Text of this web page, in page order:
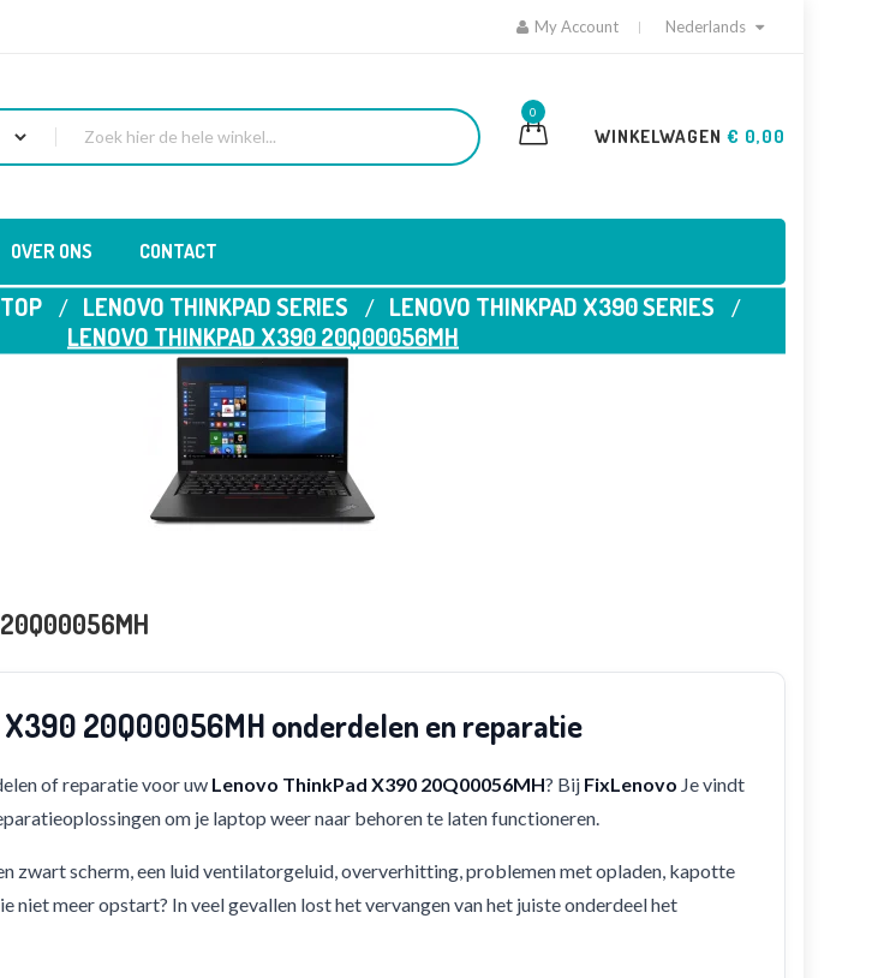
My Account Nederlands
0
WINKELWAGEN € 0,00
OVER ONS CONTACT
LENOVO THINKPAD SERIES
LENOVO THINKPAD X390 SERIES
LENOVO THINKPAD X390 20Q00056MH
X390 20Q00056MH onderdelen en reparatie
of reparatie voor uw Lenovo ThinkPad X390 20Q00056MH? Bij FixLenovo Je vindt
om je laptop weer naar behoren te laten functioneren.
zwart scherm, een luid ventilatorgeluid, oververhitting, problemen met opladen, kapotte
niet meer opstart? In veel gevallen lost het vervangen van het juiste onderdeel het